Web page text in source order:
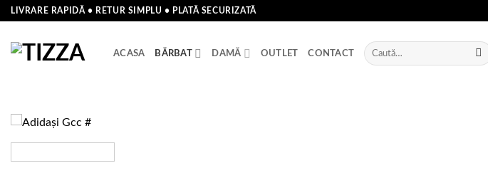
Skip
content
LIVRARE RAPIDĂ • RETUR SIMPLU • PLATĂ SECURIZATĂ
ACASA BĂRBAT DAMĂ OUTLET CONTACT
Caută
după: